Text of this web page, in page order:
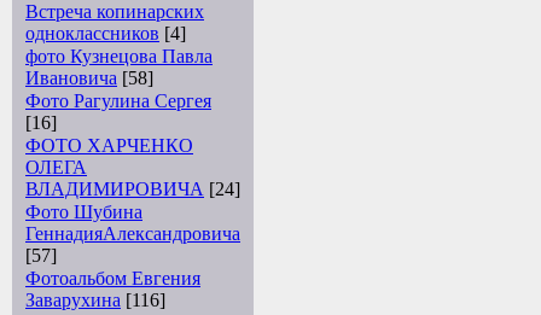
Встреча копинарских
одноклассников [4]
фото Кузнецова Павла
Ивановича [58]
Фото Рагулина Сергея
[16]
ФОТО ХАРЧЕНКО
ОЛЕГА
ВЛАДИМИРОВИЧА [24]
Фото Шубина
ГеннадияАлександровича
[57]
Фотоальбом Евгения
Заварухина [116]